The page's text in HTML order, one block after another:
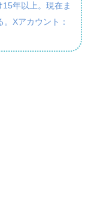
年以上。現在ま
Xアカウント：